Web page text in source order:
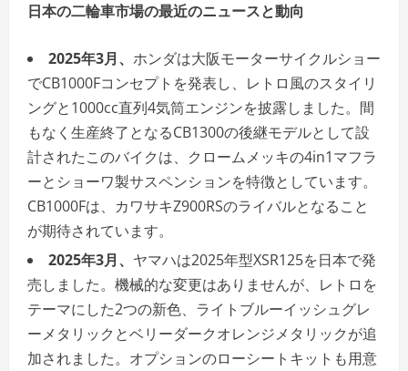
日本の二輪車市場の最近のニュースと動向
2025年3月、 ホンダは大阪モーターサイクルショー
でCB1000Fコンセプトを発表し、レトロ風のスタイリ
ングと1000cc直列4気筒エンジンを披露しました。間
もなく生産終了となるCB1300の後継モデルとして設
計されたこのバイクは、クロームメッキの4in1マフラ
ーとショーワ製サスペンションを特徴としています。
CB1000Fは、カワサキZ900RSのライバルとなること
が期待されています。
2025年3月、 ヤマハは2025年型XSR125を日本で発
売しました。機械的な変更はありませんが、レトロを
テーマにした2つの新色、ライトブルーイッシュグレ
ーメタリックとベリーダークオレンジメタリックが追
加されました。オプションのローシートキットも用意